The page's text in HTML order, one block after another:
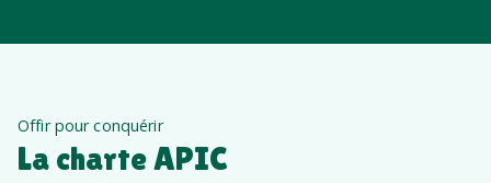
Offir pour conquérir
La charte APIC